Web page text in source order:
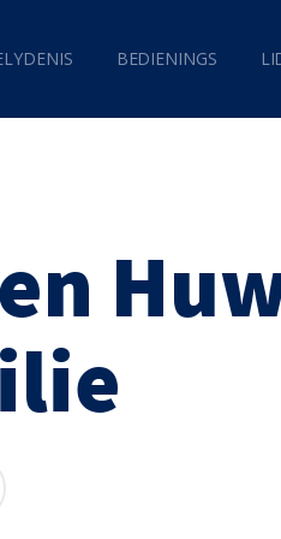
BEDIENINGS